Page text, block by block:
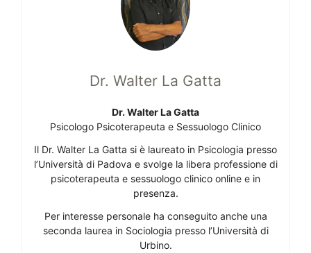
Dr. Walter La Gatta
Dr. Walter La Gatta
Psicologo Psicoterapeuta e Sessuologo Clinico
Il Dr. Walter La Gatta si è laureato in Psicologia presso
l’Università di Padova e svolge la libera professione di
psicoterapeuta e sessuologo clinico online e in
presenza.
Per interesse personale ha conseguito anche una
seconda laurea in Sociologia presso l’Università di
Urbino.